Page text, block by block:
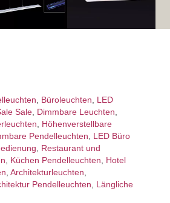
, Büroleuchten, LED
Sale, Dimmbare Leuchten,
, Höhen­verstellbare
Pendelleuchten, LED Büro
, Restaurant und
, Küchen Pendelleuchten, Hotel
, Architektur­leuchten,
Pendelleuchten, Längliche